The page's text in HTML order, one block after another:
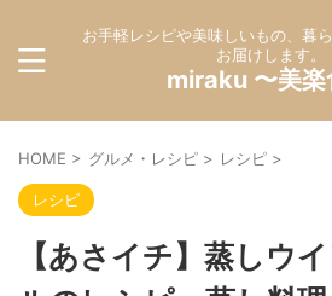
お手軽レシピや美味しいもの、暮
お届けします。
miraku 〜美楽
HOME > グルメ・レシピ > レシピ >
レシピ
【あさイチ】蒸しウ